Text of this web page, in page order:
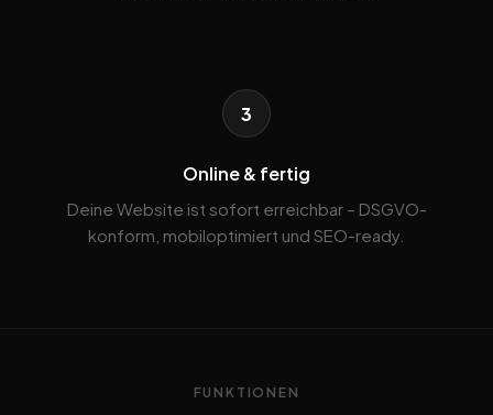
3
Online & fertig
Deine Website ist sofort erreichbar – DSGVO-
konform, mobiloptimiert und SEO-ready.
FUNKTIONEN